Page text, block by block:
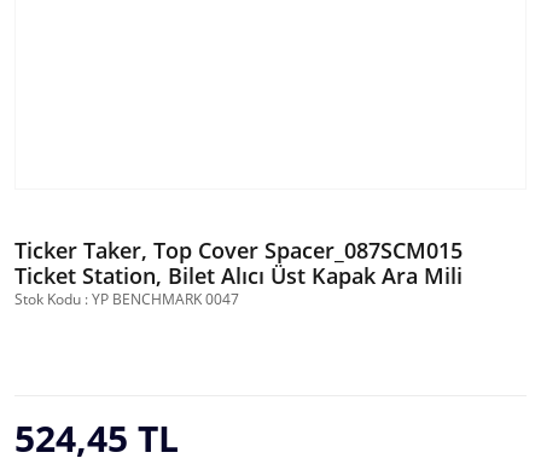
Ticker Taker, Top Cover Spacer_087SCM015
Ticket Station, Bilet Alıcı Üst Kapak Ara Mili
Stok Kodu : YP BENCHMARK 0047
524,45 TL